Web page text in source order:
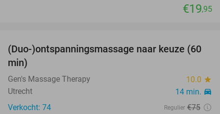
€19,95
53%
(Duo-)ontspanningsmassage naar keuze (60
min)
Gen's Massage Therapy 10.0 star
Utrecht 14 min. directions_car
Verkocht: 74 Regulier €75